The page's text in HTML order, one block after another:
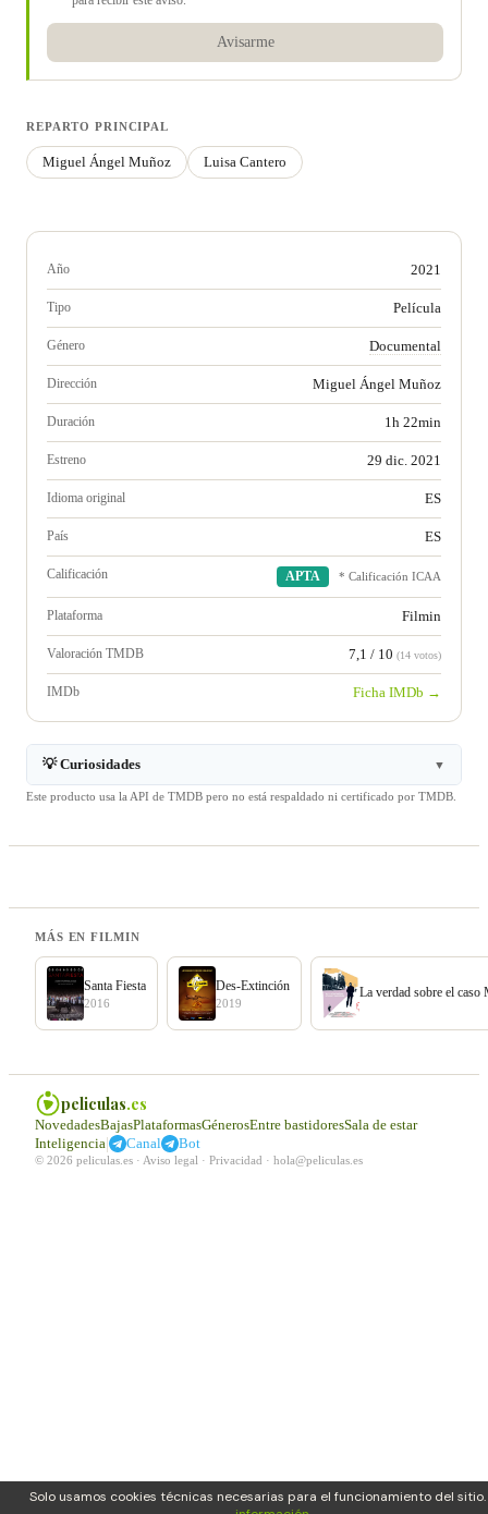
Solo usamos cookies técnicas necesarias para el funcionamiento del sitio.
Avisarme
REPARTO PRINCIPAL
Miguel Ángel Muñoz Luisa Cantero
Año 2021
Tipo Película
Género Documental
Dirección Miguel Ángel Muñoz
Duración 1h 22min
Estreno 29 dic. 2021
Idioma original ES
País ES
Calificación APTA * Calificación ICAA
Plataforma Filmin
Valoración TMDB 7,1 / 10 (14 votos)
IMDb Ficha IMDb →
💡 Curiosidades ▼
Este producto usa la API de TMDB pero no está respaldado ni certificado por TMDB.
MÁS EN FILMIN
Santa Fiesta
2016
Des-Extinción
2019
La verdad sobre el caso
peliculas.es
NovedadesBajasPlataformasGénerosEntre bastidoresSala de estar
Inteligencia| Canal Bot
© 2026 peliculas.es · Aviso legal · Privacidad · hola@peliculas.es